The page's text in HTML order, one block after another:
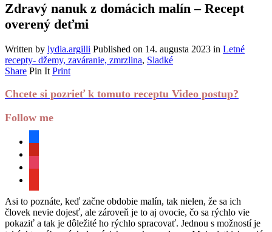
Zdravý nanuk z domácich malín – Recept
overený deťmi
Written by lydia.argilli Published on 14. augusta 2023 in Letné
recepty- džemy, zaváranie, zmrzlina, Sladké
Share Pin It Print
Chcete si pozrieť k tomuto receptu Video postup?
Follow me
Asi to poznáte, keď začne obdobie malín, tak nielen, že sa ich
človek nevie dojesť, ale zároveň je to aj ovocie, čo sa rýchlo vie
pokaziť a tak je dôležité ho rýchlo spracovať. Jednou s možností je